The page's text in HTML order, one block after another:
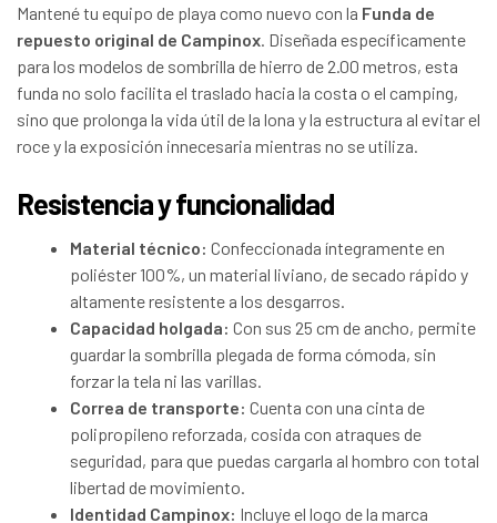
Mantené tu equipo de playa como nuevo con la Funda de
repuesto original de Campinox. Diseñada específicamente
para los modelos de sombrilla de hierro de 2.00 metros, esta
funda no solo facilita el traslado hacia la costa o el camping,
sino que prolonga la vida útil de la lona y la estructura al evitar el
roce y la exposición innecesaria mientras no se utiliza.
Resistencia y funcionalidad
Material técnico: Confeccionada íntegramente en
poliéster 100%, un material liviano, de secado rápido y
altamente resistente a los desgarros.
Capacidad holgada: Con sus 25 cm de ancho, permite
guardar la sombrilla plegada de forma cómoda, sin
forzar la tela ni las varillas.
Correa de transporte: Cuenta con una cinta de
polipropileno reforzada, cosida con atraques de
seguridad, para que puedas cargarla al hombro con total
libertad de movimiento.
Identidad Campinox: Incluye el logo de la marca